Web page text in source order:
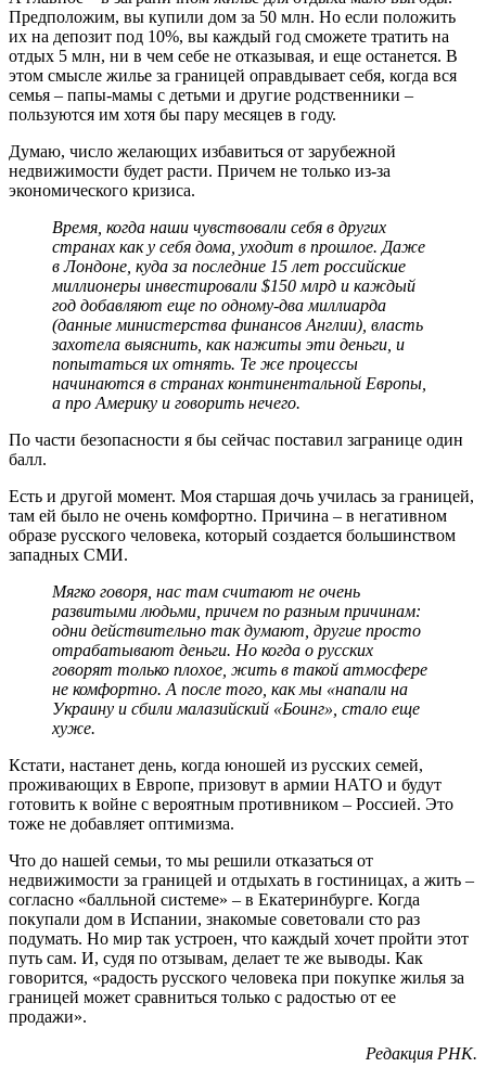
Предположим, вы купили дом за 50 млн. Но если положить
их на депозит под 10%, вы каждый год сможете тратить на
отдых 5 млн, ни в чем себе не отказывая, и еще останется. В
этом смысле жилье за границей оправдывает себя, когда вся
семья – папы-мамы с детьми и другие родственники –
пользуются им хотя бы пару месяцев в году.
Думаю, число желающих избавиться от зарубежной
недвижимости будет расти. Причем не только из-за
экономического кризиса.
Время, когда наши чувствовали себя в других
странах как у себя дома, уходит в прошлое. Даже
в Лондоне, куда за последние 15 лет российские
миллионеры инвестировали $150 млрд и каждый
год добавляют еще по одному-два миллиарда
(данные министерства финансов Англии), власть
захотела выяснить, как нажиты эти деньги, и
попытаться их отнять. Те же процессы
начинаются в странах континентальной Европы,
а про Америку и говорить нечего.
По части безопасности я бы сейчас поставил загранице один
балл.
Есть и другой момент. Моя старшая дочь училась за границей,
там ей было не очень комфортно. Причина – в негативном
образе русского человека, который создается большинством
западных СМИ.
Мягко говоря, нас там считают не очень
развитыми людьми, причем по разным причинам:
одни действительно так думают, другие просто
отрабатывают деньги. Но когда о русских
говорят только плохое, жить в такой атмосфере
не комфортно. А после того, как мы «напали на
Украину и сбили малазийский «Боинг», стало еще
хуже.
Кстати, настанет день, когда юношей из русских семей,
проживающих в Европе, призовут в армии НАТО и будут
готовить к войне с вероятным противником – Россией. Это
тоже не добавляет оптимизма.
Что до нашей семьи, то мы решили отказаться от
недвижимости за границей и отдыхать в гостиницах, а жить –
согласно «балльной системе» – в Екатеринбурге. Когда
покупали дом в Испании, знакомые советовали сто раз
подумать. Но мир так устроен, что каждый хочет пройти этот
путь сам. И, судя по отзывам, делает те же выводы. Как
говорится, «радость русского человека при покупке жилья за
границей может сравниться только с радостью от ее
продажи».
Редакция РНК.